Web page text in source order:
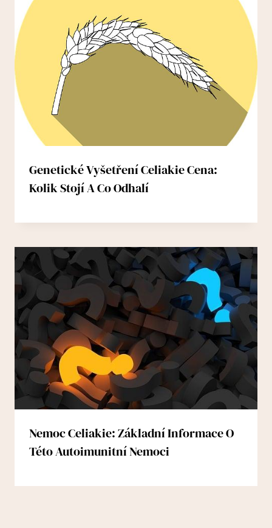
Genetické Vyšetření Celiakie Cena:
Kolik Stojí A Co Odhalí
Nemoc Celiakie: Základní Informace O
Této Autoimunitní Nemoci